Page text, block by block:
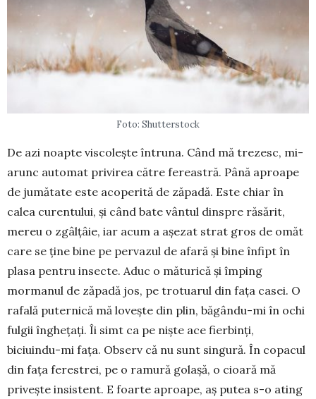
Foto: Shutterstock
De azi noapte viscolește întruna. Când mă trezesc, mi-
arunc automat privirea către fereastră. Până aproape
de jumătate este acoperită de zăpadă. Este chiar în
calea cu­rentului, și când bate vântul dinspre răsărit,
mereu o zgâlțâie, iar acum a așezat strat gros de omăt
care se ține bine pe pervazul de afară și bine înfipt în
plasa pentru insecte. Aduc o măturică și împing
mormanul de ză­padă jos, pe trotuarul din fața casei. O
rafală pu­ternică mă lovește din plin, băgân­du-mi în ochi
fulgii înghețați. Îi simt ca pe niște ace fierbinți,
biciuindu-mi fața. Observ că nu sunt singură. În copacul
din fața ferestrei, pe o ramură golașă, o cioară mă
privește insistent. E foarte aproape, aș putea s-o ating